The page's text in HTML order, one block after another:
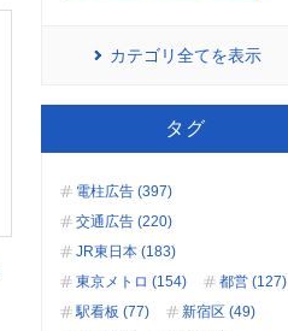
カテゴリ全てを表示
タグ
電柱広告 (397)
交通広告 (220)
JR東日本 (183)
東京メトロ (154)
都営 (127)
駅看板 (77)
新宿区 (49)